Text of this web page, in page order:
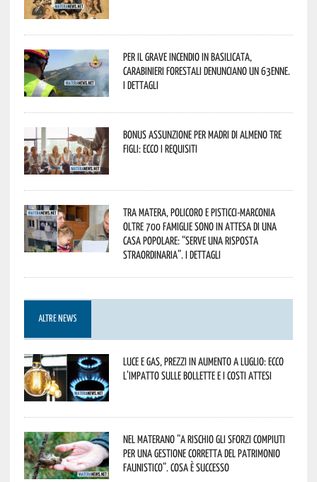
Per il grave incendio in Basilicata,
Carabinieri forestali denunciano un 63enne.
I dettagli
Bonus assunzione per madri di almeno tre
figli: ecco i requisiti
Tra Matera, Policoro e Pisticci-Marconia
oltre 700 famiglie sono in attesa di una
casa popolare: “serve una risposta
straordinaria”. I dettagli
ALTRE NEWS
Luce e gas, prezzi in aumento a luglio: ecco
l’impatto sulle bollette e i costi attesi
Nel materano “a rischio gli sforzi compiuti
per una gestione corretta del patrimonio
faunistico”. Cosa è successo